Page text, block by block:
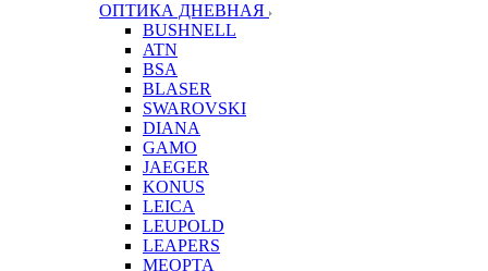
ОПТИКА ДНЕВНАЯ
BUSHNELL
ATN
BSA
BLASER
SWAROVSKI
DIANA
GAMO
JAEGER
KONUS
LEICA
LEUPOLD
LEAPERS
MEOPTA